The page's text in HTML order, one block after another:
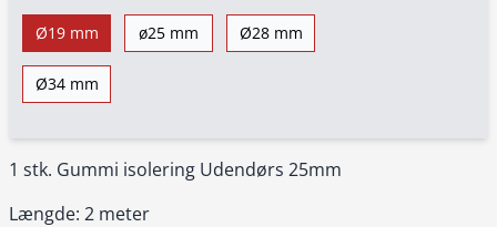
1 stk. Gummi isolering Udendørs 25mm
Længde: 2 meter
Ø19 mm ø25 mm Ø28 mm
Ø34 mm